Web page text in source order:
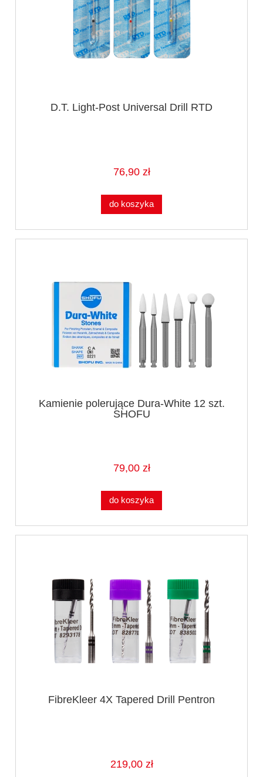
D.T. Light-Post Universal Drill RTD
76,90 zł
do koszyka
Kamienie polerujące Dura-White 12 szt.
SHOFU
79,00 zł
do koszyka
FibreKleer 4X Tapered Drill Pentron
219,00 zł